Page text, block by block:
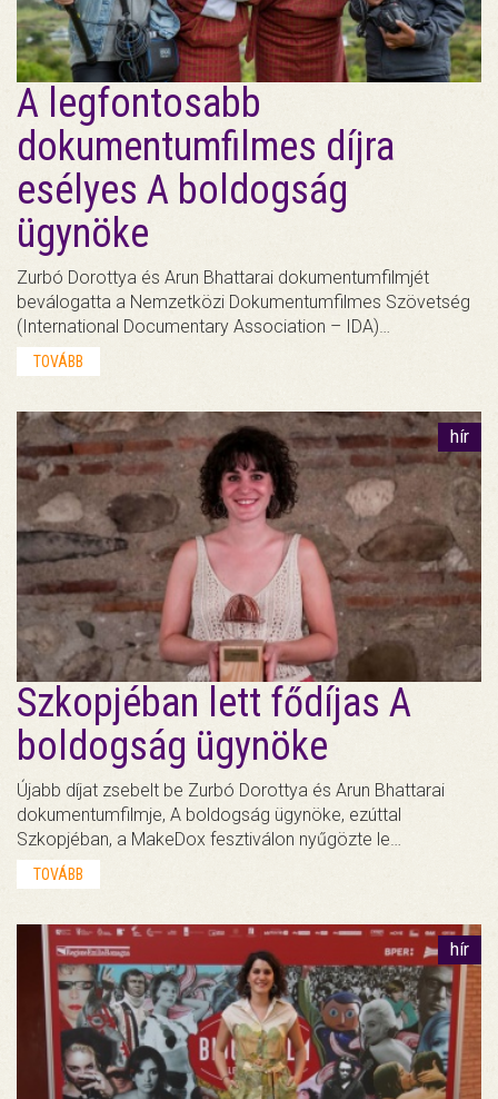
A legfontosabb
dokumentumfilmes díjra
esélyes A boldogság
ügynöke
Zurbó Dorottya és Arun Bhattarai dokumentumfilmjét
beválogatta a Nemzetközi Dokumentumfilmes Szövetség
(International Documentary Association – IDA)…
TOVÁBB
hír
Szkopjéban lett fődíjas A
boldogság ügynöke
Újabb díjat zsebelt be Zurbó Dorottya és Arun Bhattarai
dokumentumfilmje, A boldogság ügynöke, ezúttal
Szkopjéban, a MakeDox fesztiválon nyűgözte le…
TOVÁBB
hír